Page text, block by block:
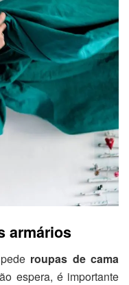
armários
roupas de cama
espera, é importante